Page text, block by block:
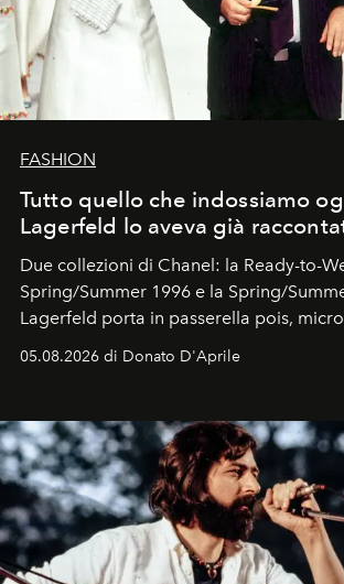
FASHION
Tutto quello che indossiamo
Lagerfeld lo aveva già
Due collezioni di Chanel: la Ready-to-
Spring/Summer 1996 e la Spring/
Lagerfeld porta in passerella pois,
logomania pensata per la spiaggia
Kate, Claudia e Carla una dietro l'altra.
uno dei documenti più contemporanei
05.08.2026 di Donato D'Aprile